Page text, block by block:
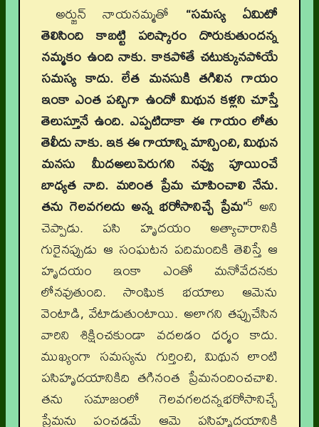
అర్జున్ నాయనమ్మతో “సమస్య ఏమిటో
తెలిసింది కాబట్టి పరిష్కారం దొరుకుతుందన్న
నమ్మకం ఉంది నాకు. కాకపోతే చటుక్కునపోయే
సమస్య కాదు. లేత మనసుకి తగిలిన గాయం
ఇంకా ఎంత పచ్చిగా ఉందో మిథున కళ్లని చూస్తే
తెలుస్తూనే ఉంది. ఎప్పటిదాకా ఈ గాయం లోతు
తెలీదు నాకు. ఇక ఈ గాయాన్ని మాన్పించి, మిథున
మనసు మీదఅలుపెరుగని నవ్వు పూయించే
బాధ్యత నాది. మరింత ప్రేమ చూపించాలి నేను.
తను గెలవగలదు అన్న భరోసానిచ్చే ప్రేమ”5 అని
చెప్పాడు. పసి హృదయం అత్యాచారానికి
గురైనప్పుడు ఆ సంఘటన పదిమందికి తెలిస్తే ఆ
హృదయం ఇంకా ఎంతో మనోవేదనకు
లోనవుతుంది. సాంఘిక భయాలు ఆమెను
వెంటాడి, వేటాడుతుంటాయి. అలాగని తప్పుచేసిన
వారిని శిక్షించకుండా వదలడం ధర్మం కాదు.
ముఖ్యంగా సమస్యను గుర్తించి, మిథున లాంటి
పసిహృదయానికిది తగినంత ప్రేమనందించచాలి.
తను సమాజంలో గెలవగలదన్నభరోసానిచ్చే
ప్రేమను పంచడమే ఆమె పసిహృదయానికి